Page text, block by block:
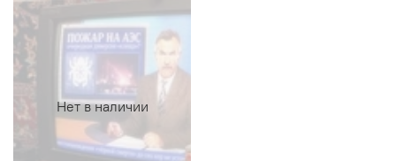
Нет в наличии